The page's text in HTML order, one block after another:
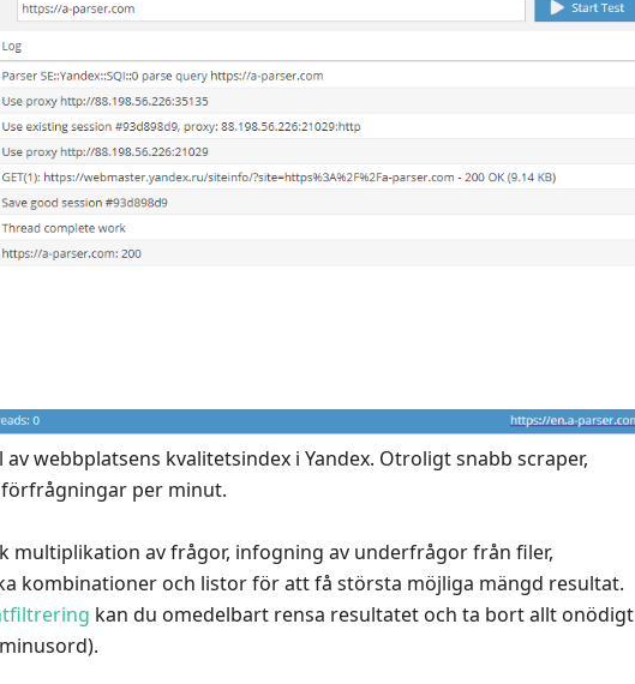
webbplatsens kvalitetsindex i Yandex. Otroligt snabb scraper,
per minut.
multiplikation av frågor, infogning av underfrågor från filer,
kombinationer och listor för att få största möjliga mängd resultat.
kan du omedelbart rensa resultatet och ta bort allt onödigt